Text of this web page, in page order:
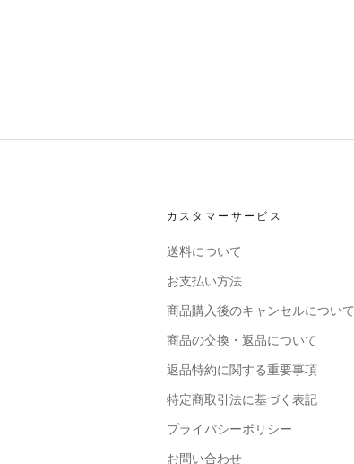
カスタマーサービス
送料について
お支払い方法
商品購入後のキャンセルについて
商品の交換・返品について
返品特約に関する重要事項
特定商取引法に基づく表記
プライバシーポリシー
お問い合わせ